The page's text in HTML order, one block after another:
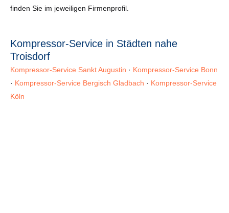
finden Sie im jeweiligen Firmenprofil.
Kompressor-Service in Städten nahe
Troisdorf
Kompressor-Service Sankt Augustin · Kompressor-Service Bonn
· Kompressor-Service Bergisch Gladbach · Kompressor-Service
Köln